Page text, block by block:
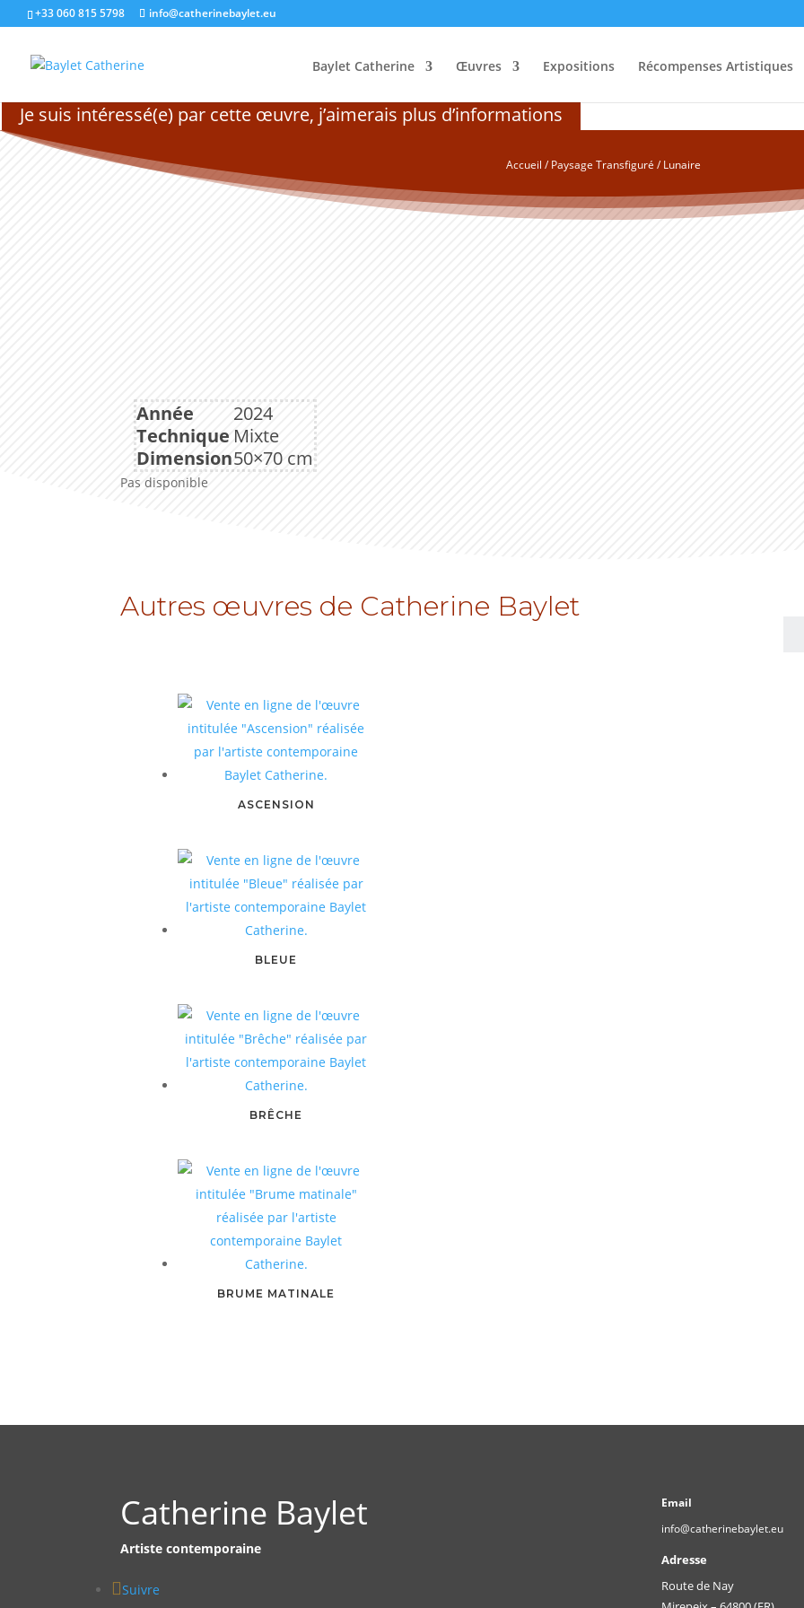
+33 060 815 5798 info@catherinebaylet.eu
Baylet Catherine Œuvres Expositions Récompenses Artistiques
Je suis intéressé(e) par cette œuvre, j’aimerais plus d’informations
Accueil /Paysage Transfiguré / Lunaire
Année
2024
Technique Mixte
Dimension50×70 cm
Pas disponible
Autres œuvres de Catherine Baylet
ASCENSION
BLEUE
BRÊCHE
BRUME MATINALE
Catherine Baylet
Artiste contemporaine
Suivre
Email
info@catherinebaylet.eu
Adresse
Route de Nay